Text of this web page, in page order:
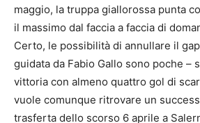
maggio, la truppa giallorossa punta
il massimo dal faccia a faccia di
Certo, le possibilità di annullare il
guidata da Fabio Gallo sono poche –
vittoria con almeno quattro gol di
vuole comunque ritrovare un
trasferta dello scorso 6 aprile a